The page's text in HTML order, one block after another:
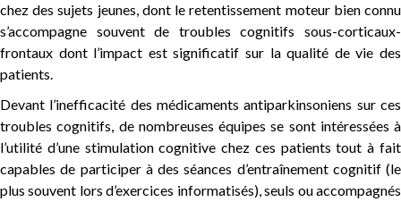
chez des sujets jeunes, dont le retentissement moteur bien connu
s’accompagne souvent de troubles cognitifs sous-corticaux-
frontaux dont l’impact est significatif sur la qualité de vie des
patients.
Devant l’inefficacité des médicaments antiparkinsoniens sur ces
troubles cognitifs, de nombreuses équipes se sont intéressées à
l’utilité d’une stimulation cognitive chez ces patients tout à fait
capables de participer à des séances d’entraînement cognitif (le
plus souvent lors d’exercices informatisés), seuls ou accompagnés